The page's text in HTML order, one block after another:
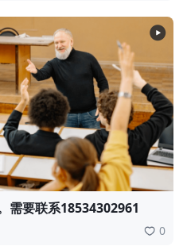
需要联系18534302961
0